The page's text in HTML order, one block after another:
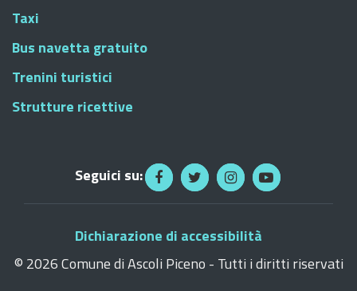
Taxi
Bus navetta gratuito
Trenini turistici
Strutture ricettive
Seguici su:
Dichiarazione di accessibilità
© 2026 Comune di Ascoli Piceno - Tutti i diritti riservati